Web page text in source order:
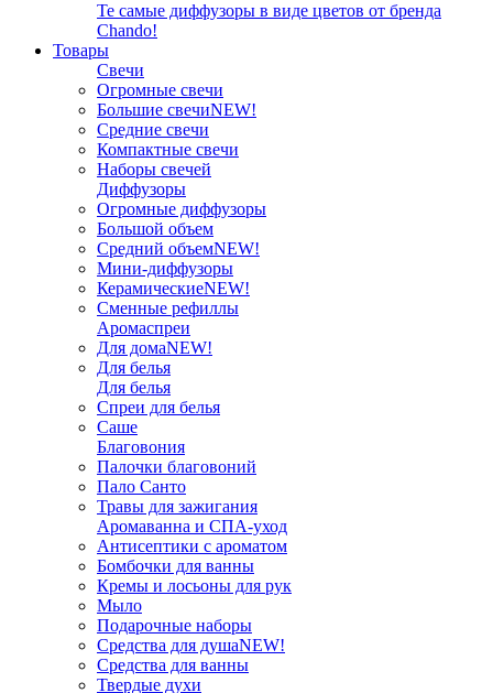
Те самые диффузоры в виде цветов от бренда
Chando!
Товары
Свечи
Огромные свечи
Большие свечиNEW!
Средние свечи
Компактные свечи
Наборы свечей
Диффузоры
Огромные диффузоры
Большой объем
Средний объемNEW!
Мини-диффузоры
КерамическиеNEW!
Сменные рефиллы
Аромаспреи
Для домаNEW!
Для белья
Для белья
Спреи для белья
Саше
Благовония
Палочки благовоний
Пало Санто
Травы для зажигания
Аромаванна и СПА-уход
Антисептики с ароматом
Бомбочки для ванны
Кремы и лосьоны для рук
Мыло
Подарочные наборы
Средства для душаNEW!
Средства для ванны
Твердые духи